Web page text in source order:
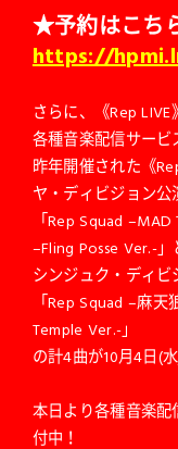
★予約はこち
https://
さらに、《Rep
各種音楽配信サービ
昨年開催された《
ヤ・ディビジョン公
「Rep Squad
–Fling Posse Ver.-」
シンジュク・ディ
「Rep Squad –麻
Temple Ver.-」
の計4曲が10月4日(
本日より各種音楽
付中！